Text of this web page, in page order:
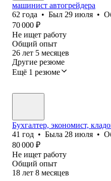
машинист автогрейдера
62 года • Был 29 июля •
70 000 ₽
Не ищет работу
Общий опыт
26 лет 5 месяцев
Другие резюме
Ещё 1 резюме
Бухгалтер, экономист,
41 год • Была 28 июля •
80 000 ₽
Не ищет работу
Общий опыт
18 лет 8 месяцев